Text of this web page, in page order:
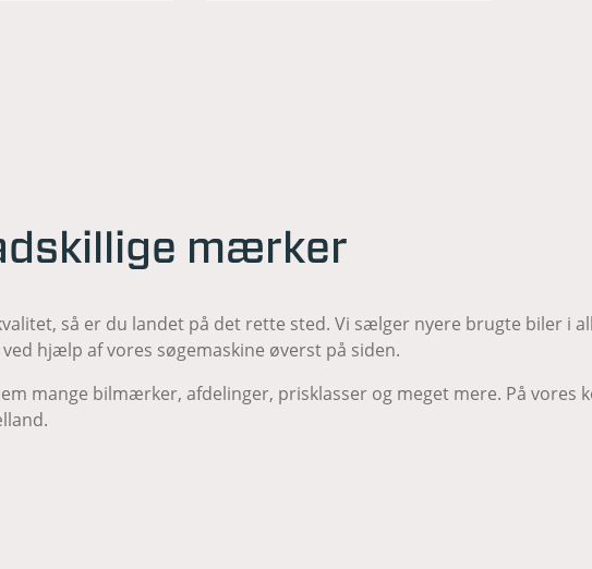
mærker
så er du landet på det rette sted. Vi sælger nyere brugte biler i
hjælp af vores søgemaskine øverst på siden.
mange bilmærker, afdelinger, prisklasser og meget mere. På vores